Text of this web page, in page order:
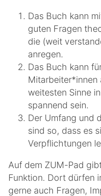
Das Buch kann
guten Fragen
die (weit
anregen.
Das Buch kann
Mitarbeiter*innen
weitesten Sinne
spannend sein.
Der Umfang und
sind so, dass es
Verpflichtungen
Auf dem ZUM-Pad
Funktion. Dort dürfen
gerne auch Fragen,